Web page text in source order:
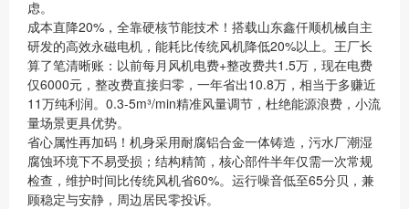
虑。
成本直降20%，全靠硬核节能技术！搭载山东鑫仟顺机械自主
研发的高效永磁电机，能耗比传统风机降低20%以上。王厂长
算了笔清晰账：以前每月风机电费+整改费共1.5万，现在电费
仅6000元，整改费直接归零，一年省出10.8万，相当于多赚近
11万纯利润。0.3-5m³/min精准风量调节，杜绝能源浪费，小流
量场景更具优势。
省心属性再加码！机身采用耐腐铝合金一体铸造，污水厂潮湿
腐蚀环境下不易受损；结构精简，核心部件半年仅需一次常规
检查，维护时间比传统风机省60%。运行噪音低至65分贝，兼
顾稳定与安静，周边居民零投诉。